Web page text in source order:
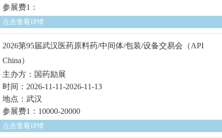
参展费1：
点击查看详情
2026第95届武汉医药原料药/中间体/包装/设备交易会（API
China）
主办方：国药励展
时间：2026-11-11-2026-11-13
地点：武汉
参展费1：10000-20000
点击查看详情